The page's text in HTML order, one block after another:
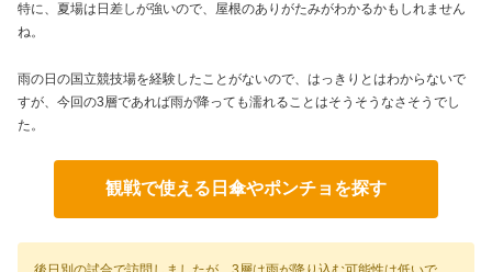
特に、夏場は日差しが強いので、屋根のありがたみがわかるかもしれません
ね。
雨の日の国立競技場を経験したことがないので、はっきりとはわからないで
すが、今回の3層であれば雨が降っても濡れることはそうそうなさそうでし
た。
観戦で使える日傘やポンチョを探す